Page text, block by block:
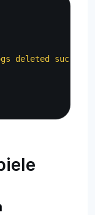
deleted